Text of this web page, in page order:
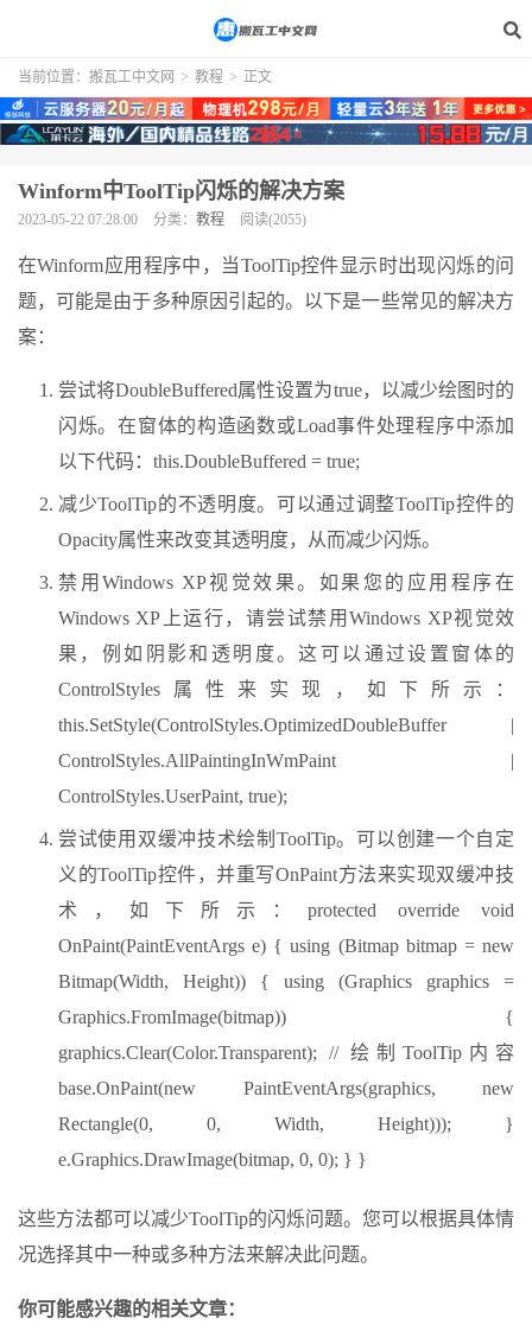
当前位置： 搬瓦工中文网 > 教程 > 正文
Winform中ToolTip闪烁的解决方案
2023-05-22 07:28:00 分类： 教程 阅读(2055)
在Winform应用程序中，当ToolTip控件显示时出现闪烁的问
题，可能是由于多种原因引起的。以下是一些常见的解决方
案：
尝试将DoubleBuffered属性设置为true，以减少绘图时的
闪烁。在窗体的构造函数或Load事件处理程序中添加
以下代码：this.DoubleBuffered = true;
减少ToolTip的不透明度。可以通过调整ToolTip控件的
Opacity属性来改变其透明度，从而减少闪烁。
禁用Windows XP视觉效果。如果您的应用程序在
Windows XP上运行，请尝试禁用Windows XP视觉效
果，例如阴影和透明度。这可以通过设置窗体的
ControlStyles属性来实现，如下所示：
this.SetStyle(ControlStyles.OptimizedDoubleBuffer |
ControlStyles.AllPaintingInWmPaint |
ControlStyles.UserPaint, true);
尝试使用双缓冲技术绘制ToolTip。可以创建一个自定
义的ToolTip控件，并重写OnPaint方法来实现双缓冲技
术，如下所示：protected override void
OnPaint(PaintEventArgs e) { using (Bitmap bitmap = new
Bitmap(Width, Height)) { using (Graphics graphics =
Graphics.FromImage(bitmap)) {
graphics.Clear(Color.Transparent); // 绘制ToolTip内容
base.OnPaint(new PaintEventArgs(graphics, new
Rectangle(0, 0, Width, Height))); }
e.Graphics.DrawImage(bitmap, 0, 0); } }
这些方法都可以减少ToolTip的闪烁问题。您可以根据具体情
况选择其中一种或多种方法来解决此问题。
你可能感兴趣的相关文章：